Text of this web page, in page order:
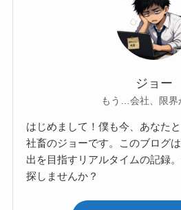
ジョー
もう…会社、限界
はじめまして！僕も今、あなた
社畜のジョーです。このブログ
出を目指すリアルタイムの記録
探しませんか？